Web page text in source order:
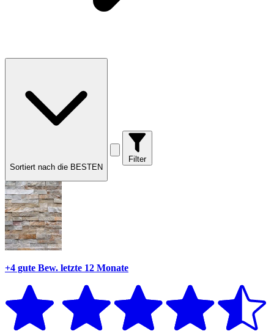
Sortiert nach die BESTEN
Filter
+4 gute Bew. letzte 12 Monate